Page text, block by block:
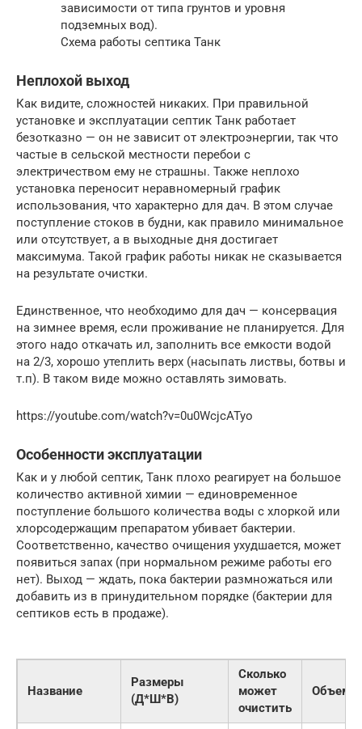
зависимости от типа грунтов и уровня
подземных вод).
Схема работы септика Танк
Неплохой выход
Как видите, сложностей никаких. При правильной
установке и эксплуатации септик Танк работает
безотказно — он не зависит от электроэнергии, так что
частые в сельской местности перебои с
электричеством ему не страшны. Также неплохо
установка переносит неравномерный график
использования, что характерно для дач. В этом случае
поступление стоков в будни, как правило минимальное
или отсутствует, а в выходные дня достигает
максимума. Такой график работы никак не сказывается
на результате очистки.
Единственное, что необходимо для дач — консервация
на зимнее время, если проживание не планируется. Для
этого надо откачать ил, заполнить все емкости водой
на 2/3, хорошо утеплить верх (насыпать листвы, ботвы и
т.п). В таком виде можно оставлять зимовать.
https://youtube.com/watch?v=0u0WcjcATyo
Особенности эксплуатации
Как и у любой септик, Танк плохо реагирует на большое
количество активной химии — единовременное
поступление большого количества воды с хлоркой или
хлорсодержащим препаратом убивает бактерии.
Соответственно, качество очищения ухудшается, может
появиться запах (при нормальном режиме работы его
нет). Выход — ждать, пока бактерии размножаться или
добавить из в принудительном порядке (бактерии для
септиков есть в продаже).
Название
Размеры
(Д*Ш*В)
Сколько
может
очистить
Объем